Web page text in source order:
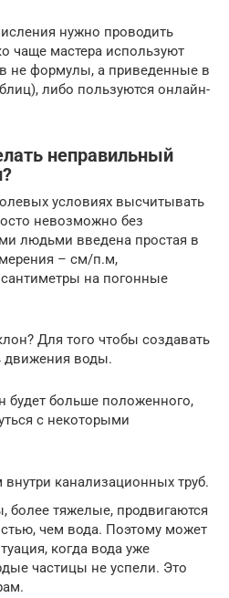
нужно проводить
чаще мастера используют
не формулы, а приведенные в
либо пользуются онлайн-
неправильный
условиях высчитывать
невозможно без
людьми введена простая в
– см/п.м,
на погонные
Для того чтобы создавать
движения воды.
будет больше положенного,
с некоторыми
канализационных труб.
более тяжелые, продвигаются
чем вода. Поэтому может
когда вода уже
частицы не успели. Это